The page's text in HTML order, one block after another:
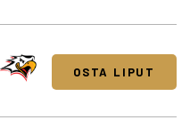
OSTA LIPUT